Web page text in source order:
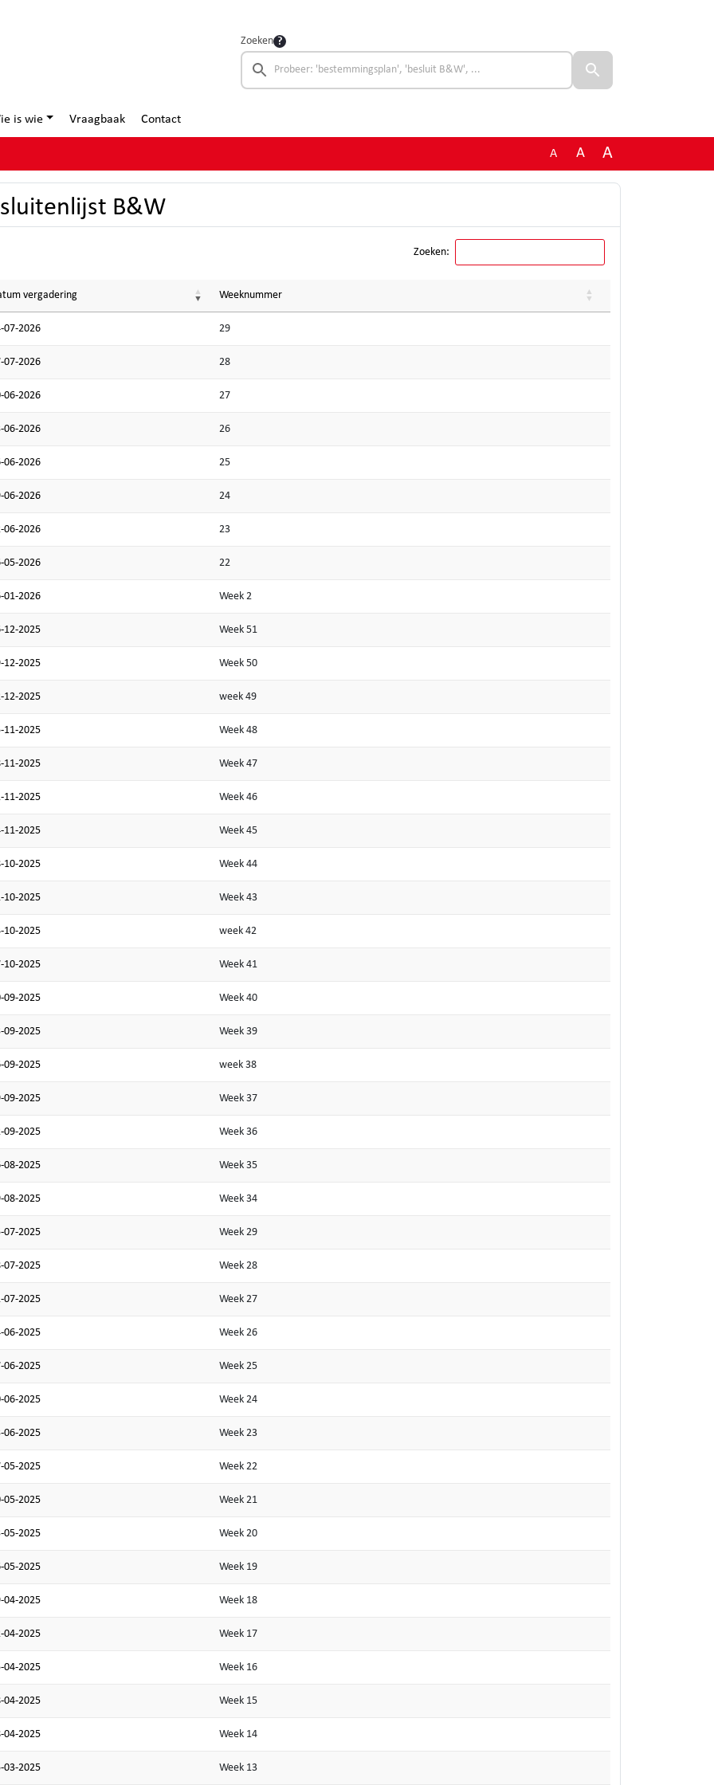
Zoeken
is wie Vraagbaak Contact
A A A
B&W
Zoeken:
vergadering Weeknummer
07-2026 29
07-2026 28
06-2026 27
06-2026 26
06-2026 25
06-2026 24
06-2026 23
05-2026 22
01-2026 Week 2
12-2025 Week 51
12-2025 Week 50
12-2025 week 49
11-2025 Week 48
11-2025 Week 47
11-2025 Week 46
11-2025 Week 45
10-2025 Week 44
10-2025 Week 43
10-2025 week 42
10-2025 Week 41
09-2025 Week 40
09-2025 Week 39
09-2025 week 38
09-2025 Week 37
09-2025 Week 36
08-2025 Week 35
08-2025 Week 34
07-2025 Week 29
07-2025 Week 28
07-2025 Week 27
06-2025 Week 26
06-2025 Week 25
06-2025 Week 24
06-2025 Week 23
05-2025 Week 22
05-2025 Week 21
05-2025 Week 20
05-2025 Week 19
04-2025 Week 18
04-2025 Week 17
04-2025 Week 16
04-2025 Week 15
04-2025 Week 14
03-2025 Week 13